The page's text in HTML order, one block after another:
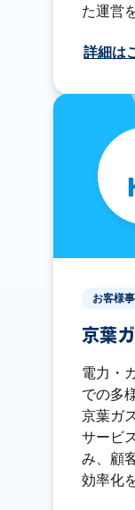
た運営
詳細は
お客様
京葉
電力・
での多
京葉ガ
サービ
み、顧
効率化